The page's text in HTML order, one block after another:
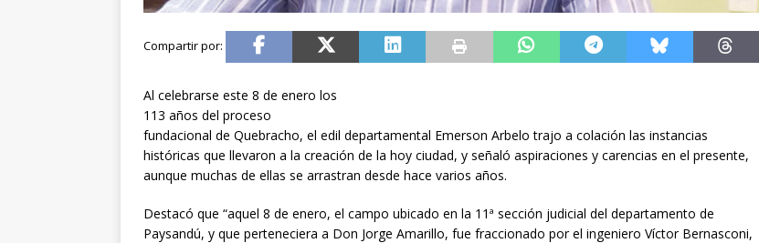
Al celebrarse este 8 de enero los
113 años del proceso
fundacional de Quebracho, el edil departamental Emerson Arbelo trajo a colación las instancias
históricas que llevaron a la creación de la hoy ciudad, y señaló aspiraciones y carencias en el presente,
aunque muchas de ellas se arrastran desde hace varios años.
Destacó que “aquel 8 de enero, el campo ubicado en la 11ª sección judicial del departamento de
Paysandú, y que perteneciera a Don Jorge Amarillo, fue fraccionado por el ingeniero Víctor Bernasconi,